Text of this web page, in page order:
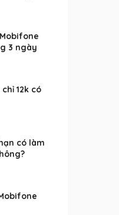
3 ngày
12k có
có làm